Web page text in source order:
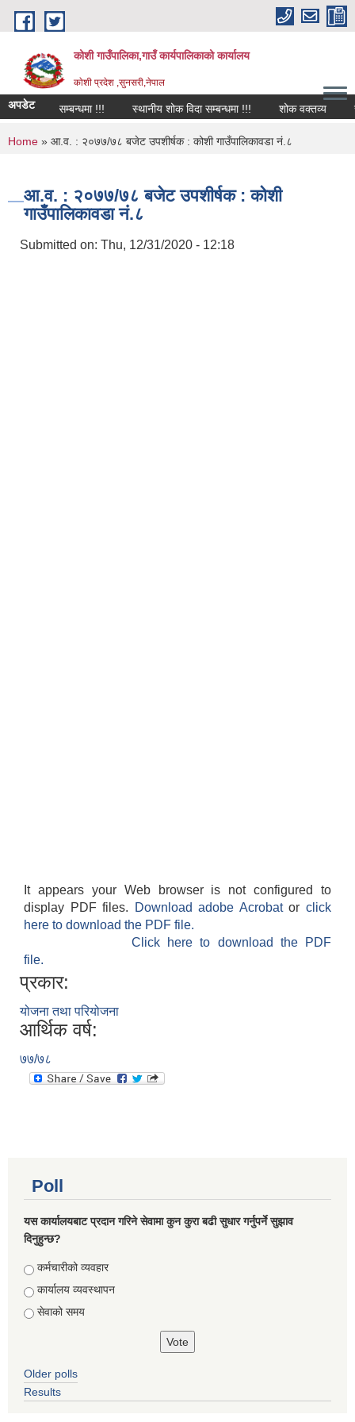
Skip to main content
कोशी गाउँपालिका,गाउँ कार्यपालिकाको कार्यालय
काेशी प्रदेश ,सुनसरी,नेपाल
अपडेट
शोक विदा सम्बन्धमा !!! स्थानीय शोक विदा सम्बन्धमा !!! शोक वक्तव्य
You are here
Home » आ.व. : २०७७/७८ बजेट उपशीर्षक : कोशी गाउँपालिकावडा नं.८
आ.व. : २०७७/७८ बजेट उपशीर्षक : कोशी
गाउँपालिकावडा नं.८
Submitted on: Thu, 12/31/2020 - 12:18
It appears your Web browser is not configured to
display PDF files.
Download adobe Acrobatorclick
here to download the PDF file.
Click here to download the PDF
file.
प्रकार:
योजना तथा परियोजना
आर्थिक वर्ष:
७७/७८
Poll
यस कार्यालयबाट प्रदान गरिने सेवामा कुन कुरा बढी सुधार गर्नुपर्ने सुझाव
दिनुहुन्छ?
Choices
कर्मचारीको व्यवहार
कार्यालय व्यवस्थापन
सेवाको समय
Older polls
Results